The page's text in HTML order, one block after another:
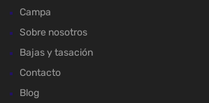
Campa
Sobre nosotros
Bajas y tasación
Contacto
Blog